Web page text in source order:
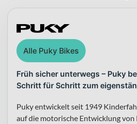
Alle Puky Bikes
Früh sicher unterwegs – Puky
Schritt für Schritt zum
Puky entwickelt seit 1949
auf die motorische Entwicklung von